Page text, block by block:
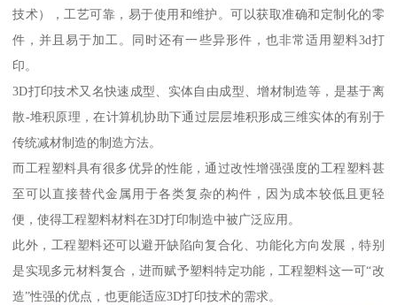
技术），工艺可靠，易于使用和维护。可以获取准确和定制化的零
件，并且易于加工。同时还有一些异形件，也非常适用塑料3d打
印。
3D打印技术又名快速成型、实体自由成型、增材制造等，是基于离
散-堆积原理，在计算机协助下通过层层堆积形成三维实体的有别于
传统减材制造的制造方法。
而工程塑料具有很多优异的性能，通过改性增强强度的工程塑料甚
至可以直接替代金属用于各类复杂的构件，因为成本较低且更轻
便，使得工程塑料材料在3D打印制造中被广泛应用。
此外，工程塑料还可以避开缺陷向复合化、功能化方向发展，特别
是实现多元材料复合，进而赋予塑料特定功能，工程塑料这一可“改
造”性强的优点，也更能适应3D打印技术的需求。